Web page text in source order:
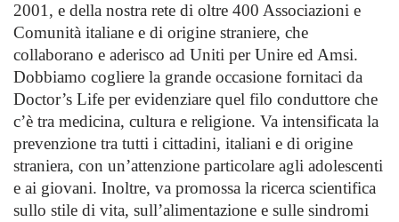
2001, e della nostra rete di oltre 400 Associazioni e
Comunità italiane e di origine straniere, che
collaborano e aderisco ad Uniti per Unire ed Amsi.
Dobbiamo cogliere la grande occasione fornitaci da
Doctor’s Life per evidenziare quel filo conduttore che
c’è tra medicina, cultura e religione. Va intensificata la
prevenzione tra tutti i cittadini, italiani e di origine
straniera, con un’attenzione particolare agli adolescenti
e ai giovani. Inoltre, va promossa la ricerca scientifica
sullo stile di vita, sull’alimentazione e sulle sindromi